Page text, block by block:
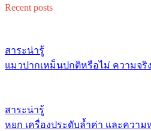
Recent posts
สาระน่ารู้
แมวปากเหม็นปกติหรือไม่ ความจ
สาระน่ารู้
หยก เครื่องประดับล้ำค่า และควา